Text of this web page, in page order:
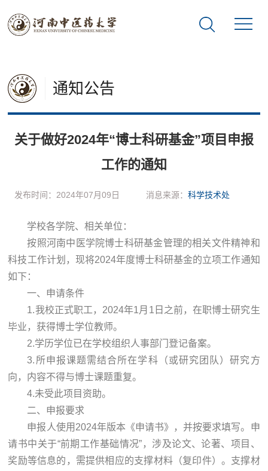
通知公告
关于做好2024年“博士科研基金”项目申报
工作的通知
发布时间：2024年07月09日 消息来源： 科学技术处
学校各学院、相关单位：
按照河南中医学院博士科研基金管理的相关文件精神和
科技工作计划，现将2024年度博士科研基金的立项工作通知
如下：
一、申请条件
1.我校正式职工，2024年1月1日之前，在职博士研究生
毕业，获得博士学位教师。
2.学历学位已在学校组织人事部门登记备案。
3.所申报课题需结合所在学科（或研究团队）研究方
向，内容不得与博士课题重复。
4.未受此项目资助。
二、申报要求
申报人使用2024年版本《申请书》，并按要求填写。申
请书中关于“前期工作基础情况”，涉及论文、论著、项目、
奖励等信息的，需提供相应的支撑材料（复印件）。支撑材